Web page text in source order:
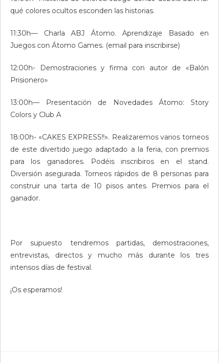
qué colores ocultos esconden las historias.
11:30h— Charla ABJ Átomo. Aprendizaje Basado en
Juegos con Átomo Games. (email para inscribirse)
12:00h- Demostraciones y firma con autor de «Balón
Prisionero»
13:00h— Presentación de Novedades Átomo: Story
Colors y Club A
18:00h- «CAKES EXPRESS!!». Realizaremos varios torneos
de este divertido juego adaptado a la feria, con premios
para los ganadores. Podéis inscribiros en el stand.
Diversión asegurada. Torneos rápidos de 8 personas para
construir una tarta de 10 pisos antes. Premios para el
ganador.
Por supuesto tendremos partidas, demostraciones,
entrevistas, directos y mucho más durante los tres
intensos días de festival.
¡Os esperamos!